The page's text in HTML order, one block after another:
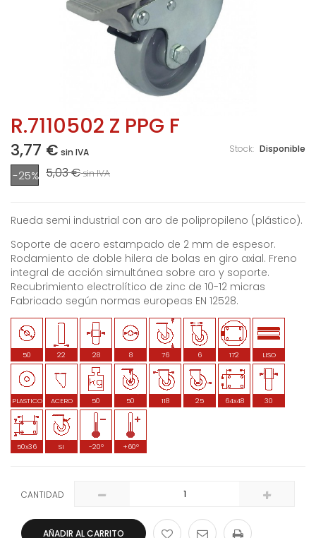
R.7110502 Z PPG F
3,77 € sin IVA
-25% 5,03 €sin IVA
Stock: Disponible
Rueda semi industrial con aro de polipropileno (plástico).
Soporte de acero estampado de 2 mm de espesor.
Rodamiento de doble hilera de bolas en giro axial. Freno
integral de acción simultánea sobre aro y soporte.
Recubrimiento electrolítico de zinc de 10-12 micras
Fabricado según normas europeas EN 12528.
50 22 28 8 76 6 172 LISO
PLASTICO ACERO 50 50 118 25 64x48 30
50x36 SI -20º +60º
CANTIDAD
AÑADIR AL CARRITO